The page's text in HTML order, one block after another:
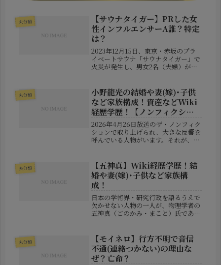
未分類
【サウナタイガー】PRした女
性インフルエンサーA誰？特定
は？
2023年12月15日、東京・赤坂のプラ
イベートサウナ「サウナタイガー」で
火災が発生し、男女2名（夫婦）が死
ンの電源が2年前から入っていなかっ
た、ドアノブの不具合など）が次々...
未分類
小野龍光の結婚や妻(嫁)･子供
など家族構成！資産などWiki
経歴学歴！【ノンフィクショ
ン】
2026年4月26日放送のザ・ノンフィク
ションで取り上げられ、大きな反響を
呼んでいる人物がいます。それが、小
く異なる経歴を持っています。かつて
はIT業界で成功を収め、巨額の...
未分類
【五神真】Wiki経歴学歴！結
婚や妻(嫁)･子供など家族構
成！
日本の学術界・研究行政を語るうえで
欠かせない人物の一人が、物理学者の
五神真（ごのかみ・まこと）氏であ
基礎科学と研究戦略の最前線に立つ存
在だ。本記事では、五神真氏の学歴・
研究...
未分類
【モイネロ】行方不明で音信
不通(連絡つかない)の理由な
ぜ？亡命？